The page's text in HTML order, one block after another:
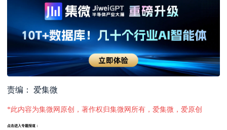
责编： 爱集微
*此内容为集微网原创，著作权归集微网所有，爱集微，爱原创
点击进入专题报道：